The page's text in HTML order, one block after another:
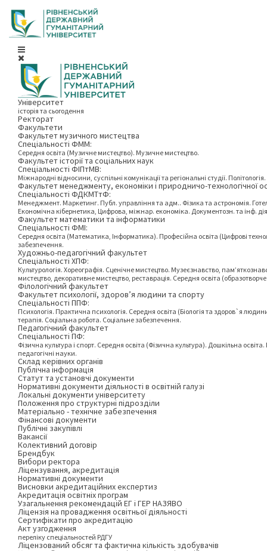
Університет
історія та сьогодення
Ректорат
Факультети
Факультет музичного мистецтва
Спеціальності ФММ:
Середня освіта (Музичне мистецтво). Музичне мистецтво.
Факультет історії та соціальних наук
Спеціальності ФІПтМВ:
Міжнародні відносини, суспільні комунікації та регіональні студії.
Факультет менеджменту, економіки і природничо-технологічної
Спеціальності ФДКМТтФ:
Менеджмент. Маркетинг. Публ. управління та адм.. Фізика та астрономія.
Економічна кібернетика, Цифрова, міжнар. економіка. Документозн. та інф.
Факультет математики та інформатики
Спеціальності ФМІ:
Середня освіта (Математика, Інформатика). Професійна освіта (Цифрові
забезпечення.
Художньо-педагогічний факультет
Спеціальності ХПФ:
Культурологія. Хореографія. Сценічне мистецтво. Музеєзнавство,
мистецтво, декоративне мистецтво, реставрація. Середня освіта
Філологічний факультет
Факультет психології, здоров’я людини та спорту
Спеціальності ППФ:
Психологія. Практична психологія. Середня освіта (Біологія та здоров`я
терапія. Соціальна робота. Соціальне забезпечення.
Педагогічний факультет
Спеціальності ПФ:
Фізична культура і спорт. Середня освіта (Фізична культура). Дошкільна
педагогічні науки.
Склад керівних органів
Публічна інформація
Статут та установчі документи
Нормативні документи діяльності в освітній галузі
Локальні документи університету
Положення про структурні підрозділи
Матеріально - технічне забезпечення
Фінансові документи
Публічні закупівлі
Вакансії
Колективний договір
Брендбук
Вибори ректора
Ліцензування, акредитація
Нормативні документи
Висновки акредитаційних експертиз
Акредитація освітніх програм
Узагальнення рекомендацій ЕГ і ГЕР НАЗЯВО
Ліцензія на провадження освітньої діяльності
Сертифікати про акредитацію
Акт узгодження
переліку спеціальностей РДГУ
Ліцензований обсяг та фактична кількість здобувачів